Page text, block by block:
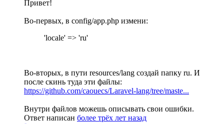
Привет!
Во-первых, в config/app.php измени:
'locale' => 'ru'
Во-вторых, в пути resources/lang создай папку ru. И
после скинь туда эти файлы:
https://github.com/caouecs/Laravel-lang/tree/maste...
Внутри файлов можешь описывать свои ошибки.
Ответ написан более трёх лет назад